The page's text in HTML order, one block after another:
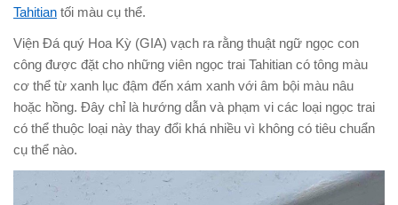
Tahitian tối màu cụ thể.
Viện Đá quý Hoa Kỳ (GIA) vạch ra rằng thuật ngữ ngọc con
công được đặt cho những viên ngọc trai Tahitian có tông màu
cơ thể từ xanh lục đậm đến xám xanh với âm bội màu nâu
hoặc hồng. Đây chỉ là hướng dẫn và phạm vi các loại ngọc trai
có thể thuộc loại này thay đổi khá nhiều vì không có tiêu chuẩn
cụ thể nào.